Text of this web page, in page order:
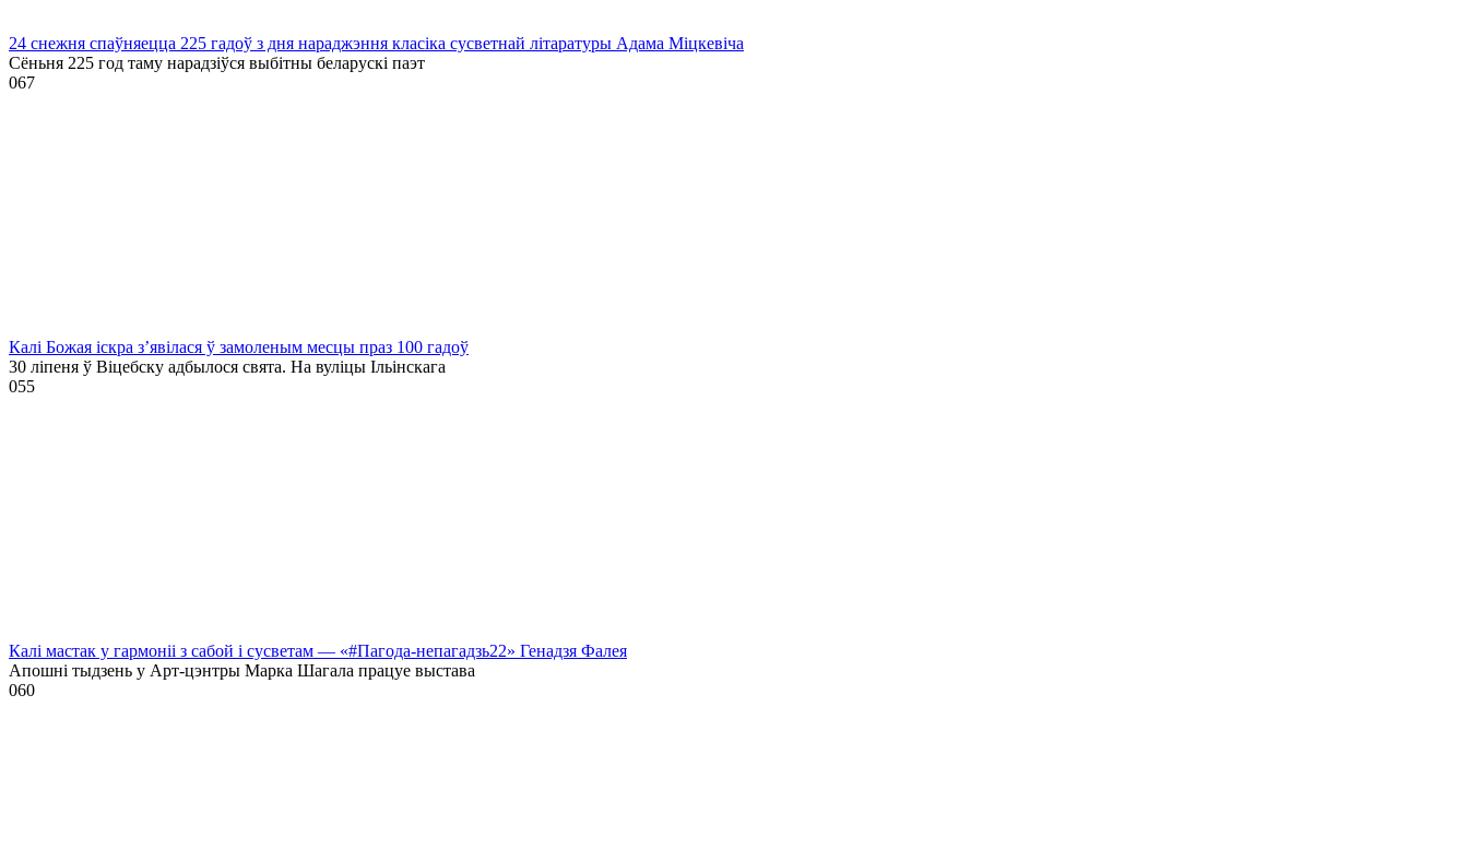
24 снежня спаўняецца 225 гадоў з дня нараджэння класіка сусветнай літаратуры Адама Міцкевіча
Сёньня 225 год таму нарадзіўся выбітны беларускі паэт
067
Калі Божая іскра з’явілася ў замоленым месцы праз 100 гадоў
30 ліпеня ў Віцебску адбылося свята. На вуліцы Ільінскага
055
Калі мастак у гармоніі з сабой і сусветам — «#Пагода-непагадзь22» Генадзя Фалея
Апошні тыдзень у Арт-цэнтры Марка Шагала працуе выстава
060